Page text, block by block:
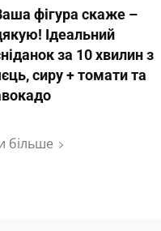
фігура скаже –
Ідеальний
за 10 хвилин з
сиру + томати та
більше